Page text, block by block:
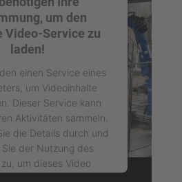
um den
Video-Service zu
laden!
einen Service eines
um Videoinhalte
Dieser Service kann
Aktivitäten sammeln.
die Details durch und
der Nutzung des
um dieses Video